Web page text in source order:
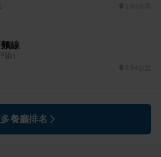
1.64公里
線
論）
2.54公里
餐廳排名